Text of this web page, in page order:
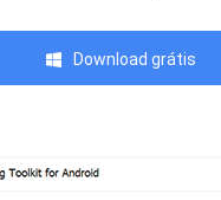
Download grátis